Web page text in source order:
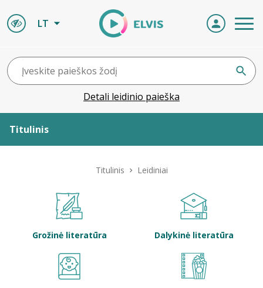
LT
Detali leidinio paieška
Titulinis
Titulinis Leidiniai
Grožinė literatūra Dalykinė literatūra